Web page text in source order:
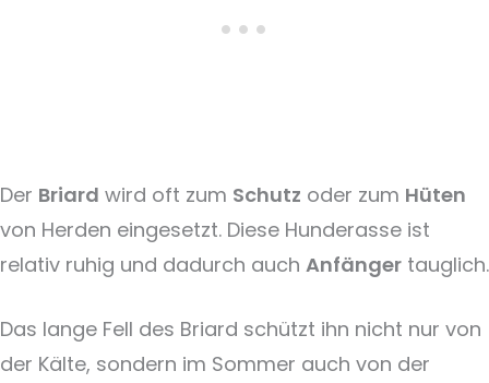
Der Briard wird oft zum Schutz oder zum Hüten
von Herden eingesetzt. Diese Hunderasse ist
relativ ruhig und dadurch auch Anfänger tauglich.
Das lange Fell des Briard schützt ihn nicht nur von
der Kälte, sondern im Sommer auch von der